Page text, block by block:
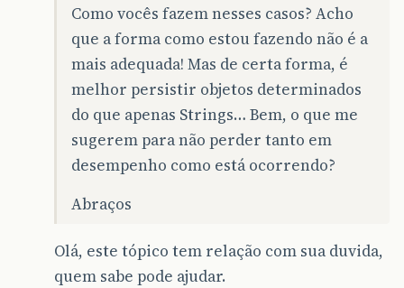
Como vocês fazem nesses casos? Acho
que a forma como estou fazendo não é a
mais adequada! Mas de certa forma, é
melhor persistir objetos determinados
do que apenas Strings… Bem, o que me
sugerem para não perder tanto em
desempenho como está ocorrendo?
Abraços
Olá, este tópico tem relação com sua duvida,
quem sabe pode ajudar.